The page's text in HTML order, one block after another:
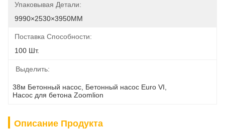
Упаковывая Детали:
9990×2530×3950ММ
Поставка Способности:
100 Шт.
Выделить:
38м Бетонный насос Бетонный насос Euro VI
Насос для бетона Zoomlion
Описание Продукта